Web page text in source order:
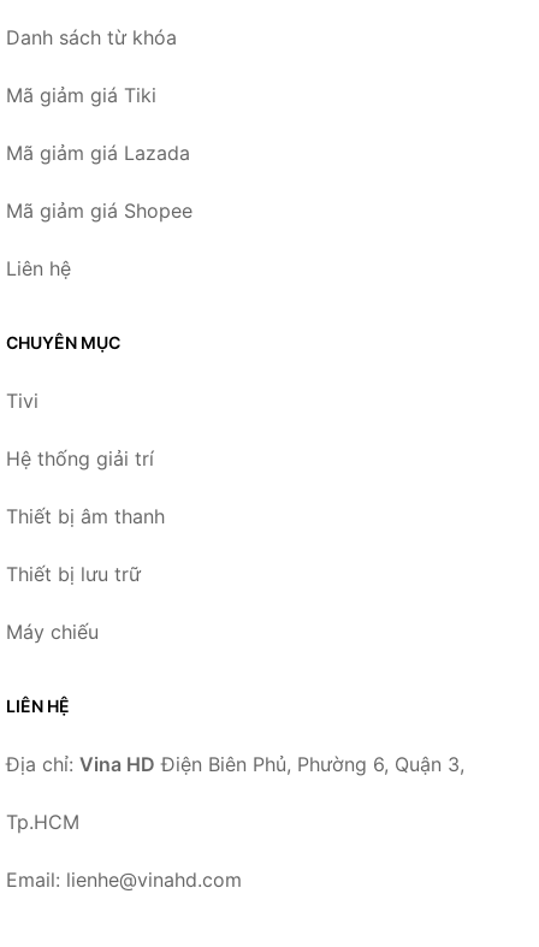
Danh sách từ khóa
Mã giảm giá Tiki
Mã giảm giá Lazada
Mã giảm giá Shopee
Liên hệ
CHUYÊN MỤC
Tivi
Hệ thống giải trí
Thiết bị âm thanh
Thiết bị lưu trữ
Máy chiếu
LIÊN HỆ
Địa chỉ: Vina HD Điện Biên Phủ, Phường 6, Quận 3,
Tp.HCM
Email: lienhe@vinahd.com